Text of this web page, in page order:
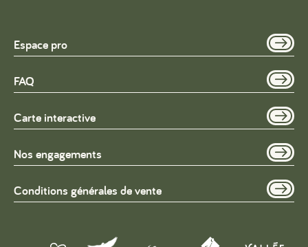
Espace pro
FAQ
Carte interactive
Nos engagements
Conditions générales de vente